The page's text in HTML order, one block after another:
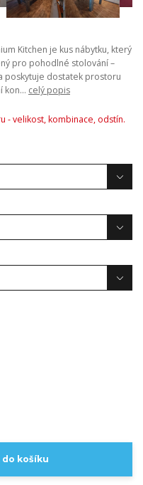
Kitchen je kus nábytku, který
pro pohodlné stolování –
poskytuje dostatek prostoru
kon... celý popis
- velikost, kombinace, odstín.
do košíku